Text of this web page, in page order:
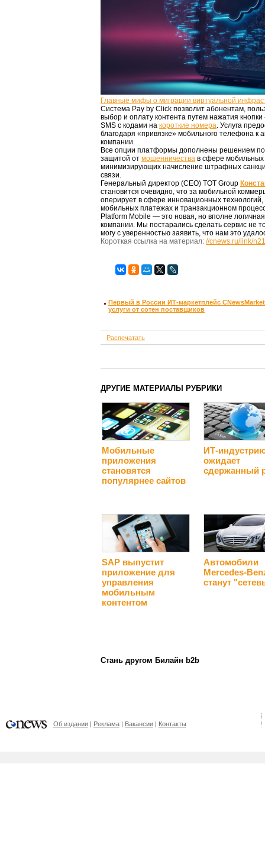
Главные мифы о миграции виртуальной
Система Pay by Click позволит абонентам,
выбор и оплату контента путем нажатия
SMS с кодами на короткие номера. Услуга
благодаря «привязке» мобильного телефона к
компании.
Все опции платформы дополнены решением
защитой от мошенничества в сфере мобильных
минимизирующих начисление штрафных
связи.
Генеральный директор (CEO) TOT Group
становится очевидно, что за мобильной
оперирует в сфере инновационных
мобильных платежах и транзакционном
Platform Mobile — это новая, но вполне
компании. Мы постарались сделать сервис не
могу с уверенностью заявить, что нам это
Короткая ссылка на материал: //cnews.ru/link/
Первый в России ИТ-маркетплейс
услуги от сотен поставщиков
Распечатать
ДРУГИЕ МАТЕРИАЛЫ РУБРИКИ
Мобильные
приложения
становятся
популярнее сайтов
ИТ-
ожидает
сдержанный
SAP выпустит
приложение для
управления
мобильным
контентом
Автомобили
Mercedes-
станут
Стань другом Билайн b2b
Об издании Реклама Вакансии Контакты